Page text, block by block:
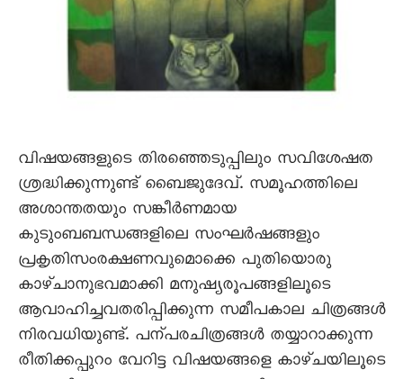
വിഷയങ്ങളുടെ തിരഞ്ഞെടുപ്പിലും സവിശേഷത
ശ്രദ്ധിക്കുന്നുണ്ട്‌ ബൈജുദേവ്‌. സമൂഹത്തിലെ
അശാന്തതയും സങ്കീർണമായ
കുടുംബബന്ധങ്ങളിലെ സംഘർഷങ്ങളും
പ്രകൃതിസംരക്ഷണവുമൊക്കെ പുതിയൊരു
കാഴ്‌ചാനുഭവമാക്കി മനുഷ്യരൂപങ്ങളിലൂടെ
ആവാഹിച്ചവതരിപ്പിക്കുന്ന സമീപകാല ചിത്രങ്ങൾ
നിരവധിയുണ്ട്‌. പന്പരചിത്രങ്ങൾ തയ്യാറാക്കുന്ന
രീതിക്കപ്പുറം വേറിട്ട വിഷയങ്ങളെ കാഴ്‌ചയിലൂടെ